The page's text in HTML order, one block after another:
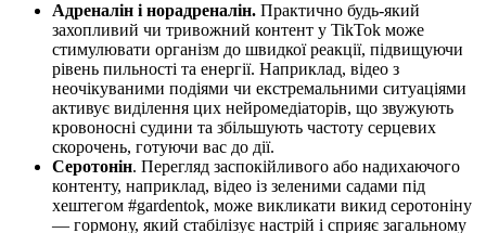
Адреналін і норадреналін. Практично будь-який
захопливий чи тривожний контент у TikTok може
стимулювати організм до швидкої реакції, підвищуючи
рівень пильності та енергії. Наприклад, відео з
неочікуваними подіями чи екстремальними ситуаціями
активує виділення цих нейромедіаторів, що звужують
кровоносні судини та збільшують частоту серцевих
скорочень, готуючи вас до дії.
Серотонін. Перегляд заспокійливого або надихаючого
контенту, наприклад, відео із зеленими садами під
хештегом #gardentok, може викликати викид серотоніну
— гормону, який стабілізує настрій і сприяє загальному